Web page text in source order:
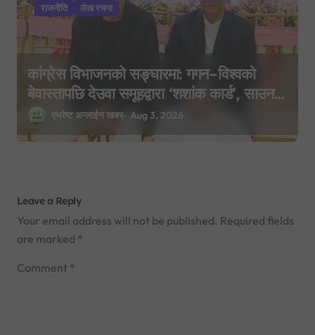
राजनीति
लेख रचना
कांग्रेस विभाजनको सङ्घारमा: गगन–विश्वको
बेवास्तापछि देउवा समूहद्वारा ‘शशांक कार्ड’, साउन
२९ मा नयाँ राजनीतिक यात्राको घोषणा तयारी!
एभरेष्ट अन्लाईन खबर Aug 3, 2026
Leave a Reply
Your email address will not be published. Required fields
are marked *
Comment *